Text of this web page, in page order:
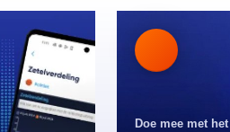
Doe mee met het